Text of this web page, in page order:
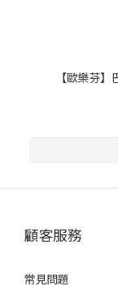
【歐樂芬
顧客服務
常見問題